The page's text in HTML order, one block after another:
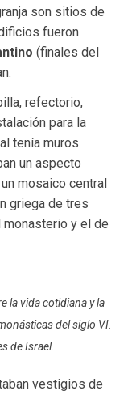
son sitios de
fueron
(finales del
refectorio,
para la
tenía muros
un aspecto
mosaico central
griega de tres
monasterio y el de
la vida cotidiana y la
del siglo VI.
de Israel.
vestigios de